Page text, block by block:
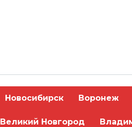
Новосибирск Воронеж
Великий Новгород